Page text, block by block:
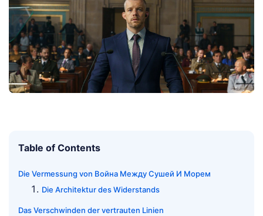
Table of Contents
Die Vermessung von Война Между Сушей И Морем
Die Architektur des Widerstands
Das Verschwinden der vertrauten Linien